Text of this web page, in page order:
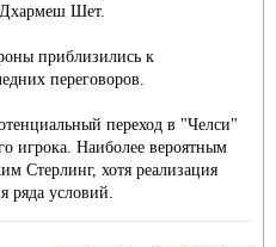
Дхармеш Шет.
приблизились к
переговоров.
переход в "Челси"
игрока. Наиболее вероятным
Стерлинг, хотя реализация
ряда условий.